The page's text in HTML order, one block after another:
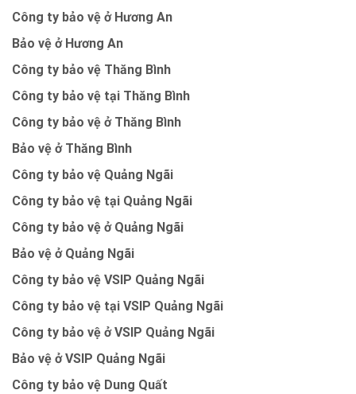
Công ty bảo vệ ở Hương An
Bảo vệ ở Hương An
Công ty bảo vệ Thăng Bình
Công ty bảo vệ tại Thăng Bình
Công ty bảo vệ ở Thăng Bình
Bảo vệ ở Thăng Bình
Công ty bảo vệ Quảng Ngãi
Công ty bảo vệ tại Quảng Ngãi
Công ty bảo vệ ở Quảng Ngãi
Bảo vệ ở Quảng Ngãi
Công ty bảo vệ VSIP Quảng Ngãi
Công ty bảo vệ tại VSIP Quảng Ngãi
Công ty bảo vệ ở VSIP Quảng Ngãi
Bảo vệ ở VSIP Quảng Ngãi
Công ty bảo vệ Dung Quất